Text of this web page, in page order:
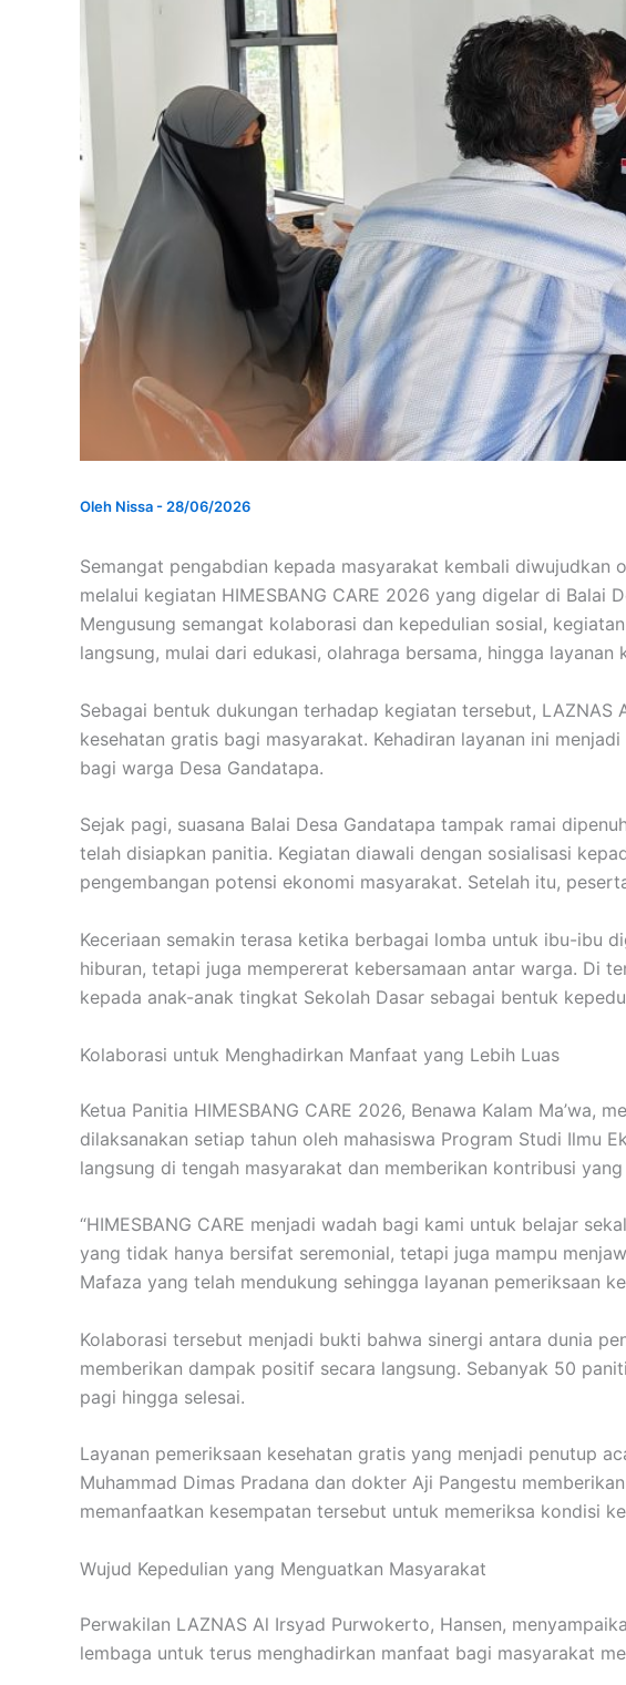
Oleh Nissa- 28/06/2026
Semangat pengabdian kepada masyarakat kembali diwujudkan
melalui kegiatan HIMESBANG CARE 2026 yang digelar di Balai
Mengusung semangat kolaborasi dan kepedulian sosial,
langsung, mulai dari edukasi, olahraga bersama, hingga layanan
Sebagai bentuk dukungan terhadap kegiatan tersebut,
kesehatan gratis bagi masyarakat. Kehadiran layanan ini
bagi warga Desa Gandatapa.
Sejak pagi, suasana Balai Desa Gandatapa tampak ramai
telah disiapkan panitia. Kegiatan diawali dengan sosialisasi
pengembangan potensi ekonomi masyarakat. Setelah itu,
Keceriaan semakin terasa ketika berbagai lomba untuk ibu-ibu
hiburan, tetapi juga mempererat kebersamaan antar warga. Di
kepada anak-anak tingkat Sekolah Dasar sebagai bentuk
Kolaborasi untuk Menghadirkan Manfaat yang Lebih Luas
Ketua Panitia HIMESBANG CARE 2026, Benawa Kalam
dilaksanakan setiap tahun oleh mahasiswa Program Studi Ilmu
langsung di tengah masyarakat dan memberikan kontribusi
“HIMESBANG CARE menjadi wadah bagi kami untuk belajar
yang tidak hanya bersifat seremonial, tetapi juga mampu
Mafaza yang telah mendukung sehingga layanan pemeriksaan
Kolaborasi tersebut menjadi bukti bahwa sinergi antara dunia
memberikan dampak positif secara langsung. Sebanyak 50
pagi hingga selesai.
Layanan pemeriksaan kesehatan gratis yang menjadi penutup
Muhammad Dimas Pradana dan dokter Aji Pangestu
memanfaatkan kesempatan tersebut untuk memeriksa kondisi
Wujud Kepedulian yang Menguatkan Masyarakat
Perwakilan LAZNAS Al Irsyad Purwokerto, Hansen,
lembaga untuk terus menghadirkan manfaat bagi masyarakat